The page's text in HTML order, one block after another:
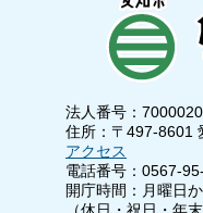
法人番号：
住所：〒497-8601
アクセス
電話番号：0567-
開庁時間：月曜日